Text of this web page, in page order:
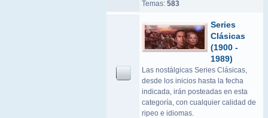
Temas: 583
Series
Clásicas
(1900 -
1989)
Las nostálgicas Series Clásicas,
desde los inicios hasta la fecha
indicada, irán posteadas en esta
categoría, con cualquier calidad de
ripeo e idiomas.